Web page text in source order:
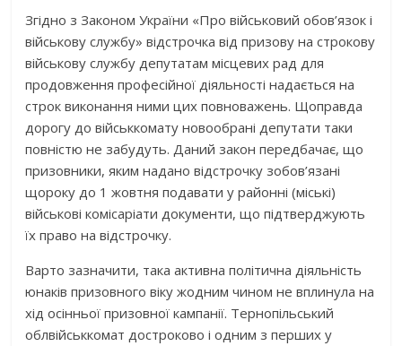
Згідно з Законом України «Про військовий обов’язок і
військову службу» відстрочка від призову на строкову
військову службу депутатам місцевих рад для
продовження професійної діяльності надається на
строк виконання ними цих повноважень. Щоправда
дорогу до військкомату новообрані депутати таки
повністю не забудуть. Даний закон передбачає, що
призовники, яким надано відстрочку зобов’язані
щороку до 1 жовтня подавати у районні (міські)
військові комісаріати документи, що підтверджують
їх право на відстрочку.
Варто зазначити, така активна політична діяльність
юнаків призовного віку жодним чином не вплинула на
хід осінньої призовної кампанії. Тернопільський
облвійськкомат достроково і одним з перших у